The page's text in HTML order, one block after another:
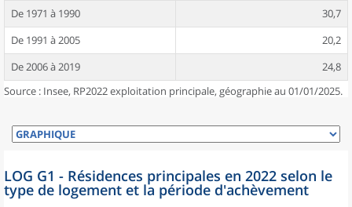
De 1971 à 1990
30,7
De 1991 à 2005
20,2
De 2006 à 2019
24,8
Source : Insee, RP2022 exploitation principale, géographie au 01/01/2025.
LOG G1 - Résidences principales en 2022 selon le
type de logement et la période d'achèvement